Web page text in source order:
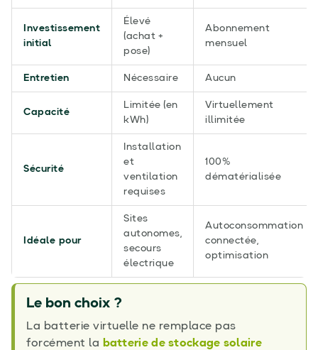
Investissement
initial
Élevé
(achat +
pose)
Abonnement
mensuel
Entretien Nécessaire Aucun
Capacité
Limitée (en
kWh)
Virtuellement
illimitée
Sécurité
Installation
et
ventilation
requises
100%
dématérialisée
Idéale pour
Sites
autonomes,
secours
électrique
Autoconsommation
connectée,
optimisation
Le bon choix ?
La batterie virtuelle ne remplace pas
forcément la batterie de stockage solaire